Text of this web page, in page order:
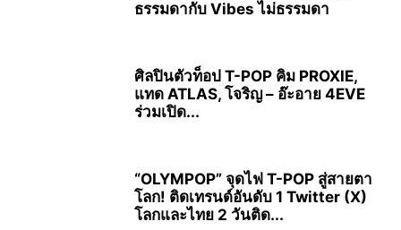
ธรรมดากับ Vibes ไม่ธรรมดา
ศิลปินตัวท็อป T-POP คิม PROXIE,
แทด ATLAS, โจริญ – อ๊ะอาย 4EVE
ร่วมเปิด...
“OLYMPOP” จุดไฟ T-POP สู่สายตา
โลก! ติดเทรนด์อันดับ 1 Twitter (X)
โลกและไทย 2 วันติด...